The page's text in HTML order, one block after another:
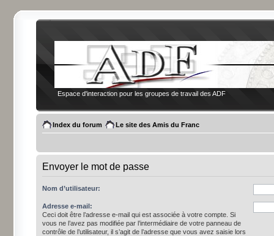
Espace d'interaction pour les groupes de travail des ADF
Index du forum Le site des Amis du Franc
Envoyer le mot de passe
Nom d’utilisateur:
Adresse e-mail:
Ceci doit être l’adresse e-mail qui est associée à votre compte. Si
vous ne l’avez pas modifiée par l’intermédiaire de votre panneau de
contrôle de l’utilisateur, il s’agit de l’adresse que vous avez saisie lors